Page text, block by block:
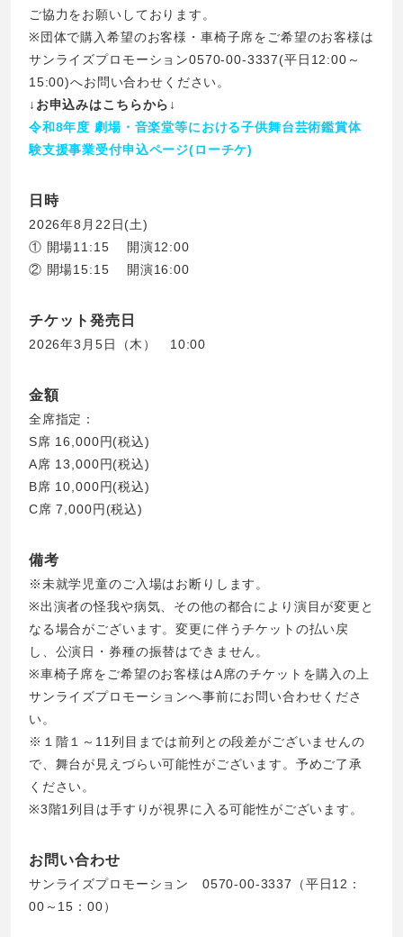
ご協力をお願いしております。
※団体で購入希望のお客様・車椅子席をご希望のお客様は
サンライズプロモーション0570-00-3337(平日12:00～
15:00)へお問い合わせください。
↓お申込みはこちらから↓
令和8年度 劇場・音楽堂等における子供舞台芸術鑑賞体
験支援事業受付申込ページ(ローチケ)
日時
2026年8月22日(土)
① 開場11:15 開演12:00
② 開場15:15 開演16:00
チケット発売日
2026年3月5日（木） 10:00
金額
全席指定：
S席 16,000円(税込)
A席 13,000円(税込)
B席 10,000円(税込)
C席 7,000円(税込)
備考
※未就学児童のご入場はお断りします。
※出演者の怪我や病気、その他の都合により演目が変更と
なる場合がございます。変更に伴うチケットの払い戻
し、公演日・券種の振替はできません。
※車椅子席をご希望のお客様はA席のチケットを購入の上
サンライズプロモーションへ事前にお問い合わせくださ
い。
※１階１～11列目までは前列との段差がございませんの
で、舞台が見えづらい可能性がございます。予めご了承
ください。
※3階1列目は手すりが視界に入る可能性がございます。
お問い合わせ
サンライズプロモーション 0570-00-3337（平日12：
00～15：00）